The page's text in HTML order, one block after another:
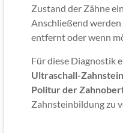
Zustand der Zähne
Anschließend
entfernt oder wenn
Für diese Diagnostik
Ultraschall-
Politur der
Zahnsteinbildung zu